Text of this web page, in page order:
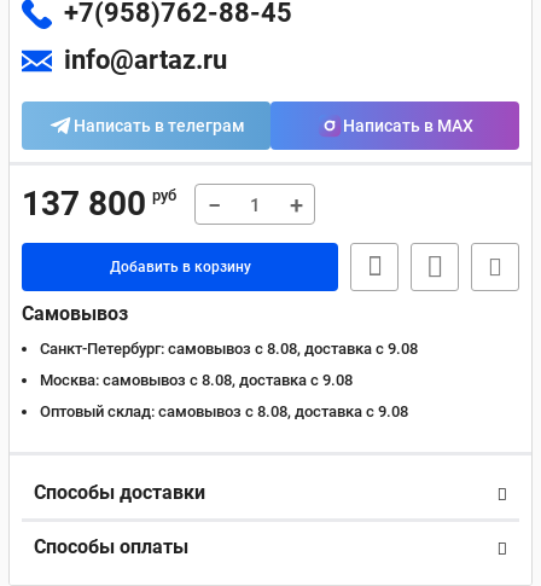
+7(958)762-88-45
info@artaz.ru
Написать в телеграм Написать в MAX
137 800 руб − +
Добавить в корзину
Самовывоз
Санкт-Петербург: самовывоз с 8.08, доставка c 9.08
Москва: самовывоз с 8.08, доставка c 9.08
Оптовый склад: самовывоз с 8.08, доставка c 9.08
Способы доставки
Способы оплаты